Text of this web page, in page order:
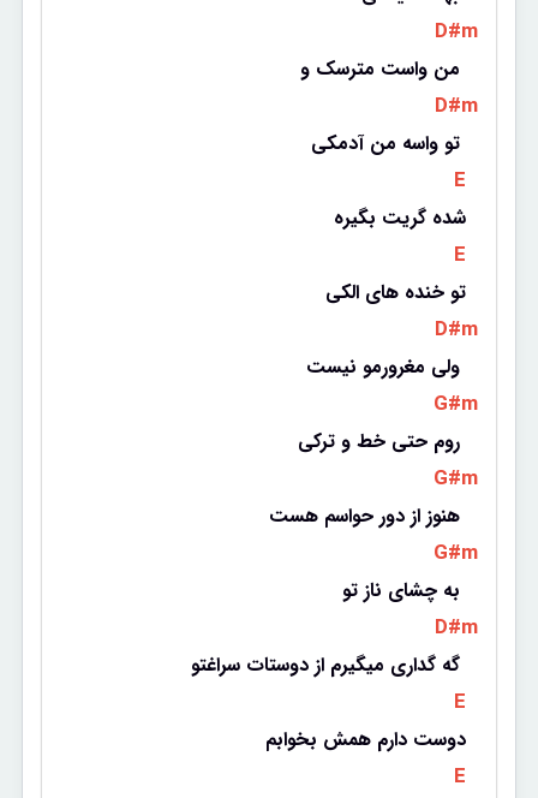
D#m
D#m
تو واسه من آدمکی
E
شده گریت بگیره
E
تو خنده های الکی
D#m
ولی مغرورمو نیست
G#m
روم حتی خط و ترکی
G#m
هنوز از دور حواسم هست
G#m
D#m
گه گداری میگیرم از دوستات سراغتو
E
دوست دارم همش بخوابم
E